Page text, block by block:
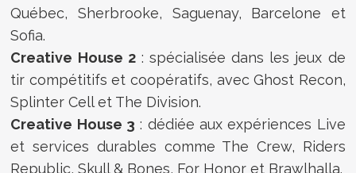
Québec, Sherbrooke, Saguenay, Barcelone et
Sofia.
Creative House 2: spécialisée dans les jeux de
tir compétitifs et coopératifs, avec Ghost Recon,
Splinter Cell et The Division.
Creative House 3 : dédiée aux expériences Live
et services durables comme The Crew, Riders
Republic, Skull & Bones, For Honor et Brawlhalla.